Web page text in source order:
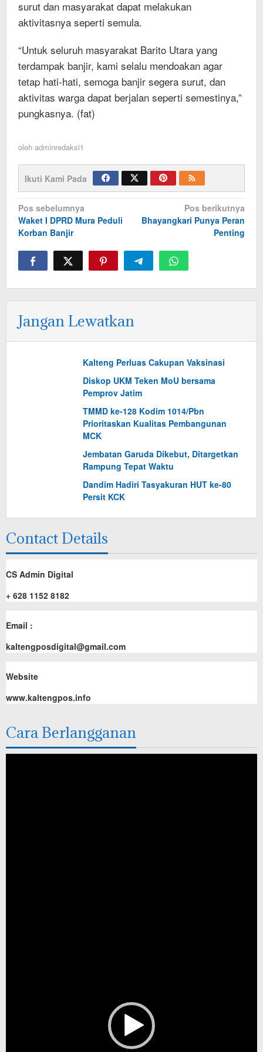
surut dan masyarakat dapat melakukan
aktivitasnya seperti semula.
“Untuk seluruh masyarakat Barito Utara yang
terdampak banjir, kami selalu mendoakan agar
tetap hati-hati, semoga banjir segera surut, dan
aktivitas warga dapat berjalan seperti semestinya,”
pungkasnya. (fat)
oleh adminredaksi1
Ikuti Kami Pada
Navigasi
pos
Pos sebelumnya
Waket I DPRD Mura Peduli
Korban Banjir
Pos berikutnya
Bhayangkari Punya Peran
Penting
Jangan Lewatkan
Kalteng Perluas Cakupan Vaksinasi
Diskop UKM Teken MoU bersama
Pemprov Jatim
TMMD ke-128 Kodim 1014/Pbn
Prioritaskan Kualitas Pembangunan
MCK
Jembatan Garuda Dikebut, Ditargetkan
Rampung Tepat Waktu
Dandim Hadiri Tasyakuran HUT ke-80
Persit KCK
Contact Details
CS Admin Digital
+ 628 1152 8182
Email :
kaltengposdigital@gmail.com
Website
www.kaltengpos.info
Cara Berlangganan